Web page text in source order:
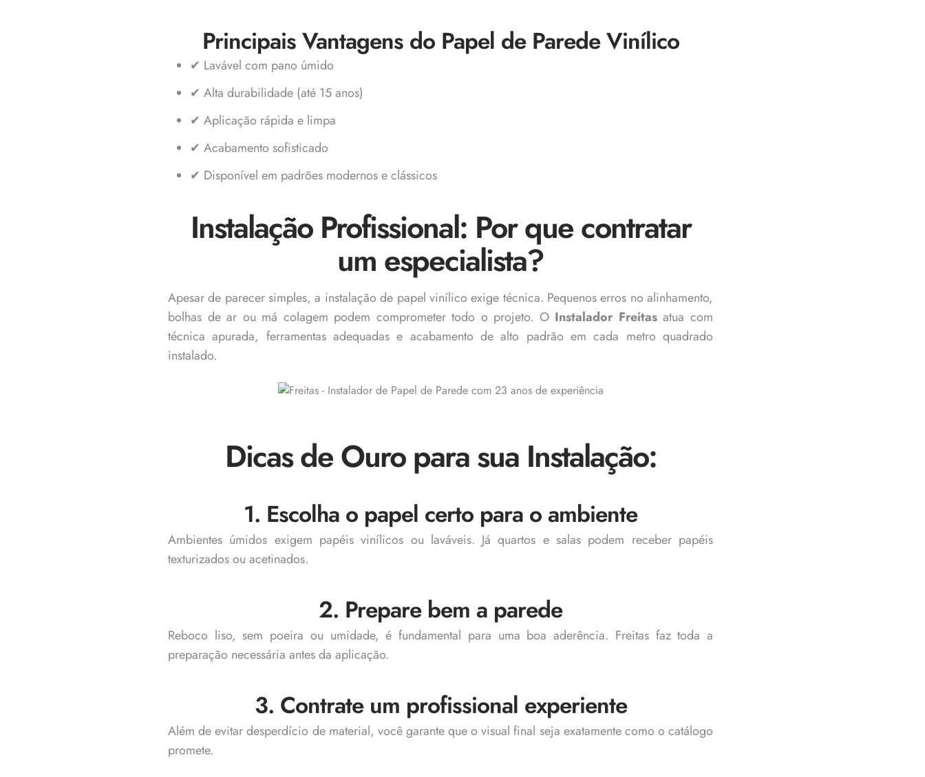
Principais Vantagens do Papel de Parede Vinílico
✔ Lavável com pano úmido
✔ Alta durabilidade (até 15 anos)
✔ Aplicação rápida e limpa
✔ Acabamento sofisticado
✔ Disponível em padrões modernos e clássicos
Instalação Profissional: Por que contratar
um especialista?
Apesar de parecer simples, a instalação de papel vinílico exige técnica. Pequenos erros no alinhamento,
bolhas de ar ou má colagem podem comprometer todo o projeto. O Instalador Freitasatua com
técnica apurada, ferramentas adequadas e acabamento de alto padrão em cada metro quadrado
instalado.
Dicas de Ouro para sua Instalação:
1. Escolha o papel certo para o ambiente
Ambientes úmidos exigem papéis vinílicos ou laváveis. Já quartos e salas podem receber papéis
texturizados ou acetinados.
2. Prepare bem a parede
Reboco liso, sem poeira ou umidade, é fundamental para uma boa aderência. Freitas faz toda a
preparação necessária antes da aplicação.
3. Contrate um profissional experiente
Além de evitar desperdício de material, você garante que o visual final seja exatamente como o catálogo
promete.